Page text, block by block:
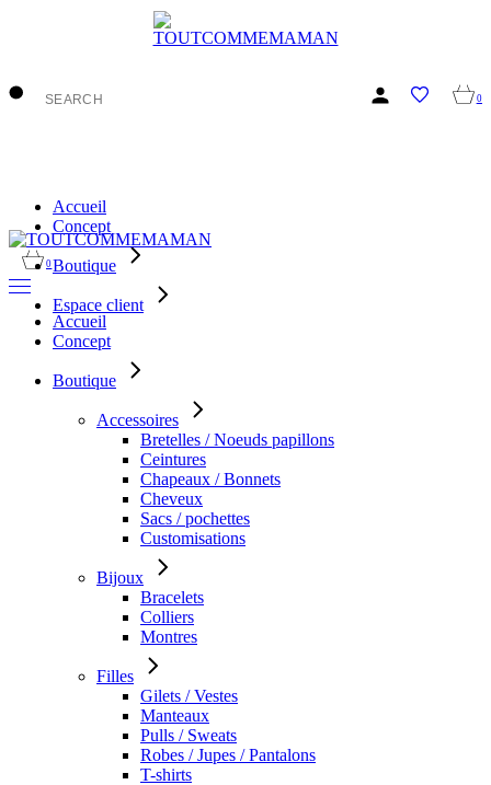
0
Accueil
Concept
Boutique
Espace client
0
Accueil
Concept
Boutique
Accessoires
Bretelles / Noeuds papillons
Ceintures
Chapeaux / Bonnets
Cheveux
Sacs / pochettes
Customisations
Bijoux
Bracelets
Colliers
Montres
Filles
Gilets / Vestes
Manteaux
Pulls / Sweats
Robes / Jupes / Pantalons
T-shirts